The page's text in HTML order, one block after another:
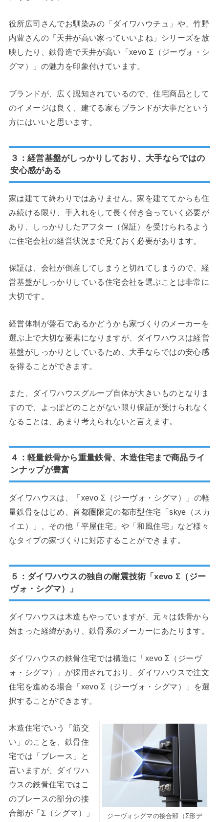
役所広司さんでお馴染みの「ダイワハウチュ」や、竹野
内豊さんの「天井が高い家っていいよね」シリーズを放
映したり、鉄骨造で天井が高い「xevo Σ（ジーヴォ・シ
グマ）」の魅力を印象付けています。
ブランドが、広く認知されているので、住宅商品として
のイメージは良く、建てる家もブランドが大事だという
方にはいいと思います。
３：経営基盤がしっかりしており、大手ならではの
安心感がある
家は建てて終わりではありません。家を建ててからも住
み続ける限り、手入れをして長く付き合っていく必要が
あり、しっかりしたアフター（保証）を受けられるよう
に住宅会社の経営状況まで見ておく必要があります。
保証は、会社が倒産してしまうと切れてしまうので、経
営基盤がしっかりしている住宅会社を選ぶことは非常に
大切です。
経営体制が盤石であるかどうかも家づくりのメーカーを
選ぶ上で大切な要素になりますが、ダイワハウスは経営
基盤がしっかりとしているため、大手ならではの安心感
を得ることができます。
また、ダイワハウスグループ自体が大きいものとなりま
すので、よっぽどのことがない限り保証が受けられなく
なることは、あまり考えられないと言えます。
４：軽量鉄骨から重量鉄骨、木造住宅まで商品ライ
ンナップが豊富
ダイワハウスは、「xevo Σ（ジーヴォ・シグマ）」の軽
量鉄骨をはじめ、首都圏限定の都市型住宅「skye（スカ
イエ）」、その他「平屋住宅」や「和風住宅」など様々
なタイプの家づくりに対応することができます。
５：ダイワハウスの独自の耐震技術「xevo Σ（ジー
ヴォ・シグマ）」
ダイワハウスは木造もやっていますが、元々は鉄骨から
始まった経緯があり、鉄骨系のメーカーにあたります。
ダイワハウスの鉄骨住宅では構造に「xevo Σ（ジーヴ
ォ・シグマ）」が採用されており、ダイワハウスで注文
住宅を進める場合「xevo Σ（ジーヴォ・シグマ）」を選
択することができます。
ジーヴォシグマの接合部（Σ形デ
木造住宅でいう「筋交
い」のことを、鉄骨住
宅では「ブレース」と
言いますが、ダイワハ
ウスの鉄骨住宅ではこ
のブレースの部分の接
合部が「Σ（シグマ）」